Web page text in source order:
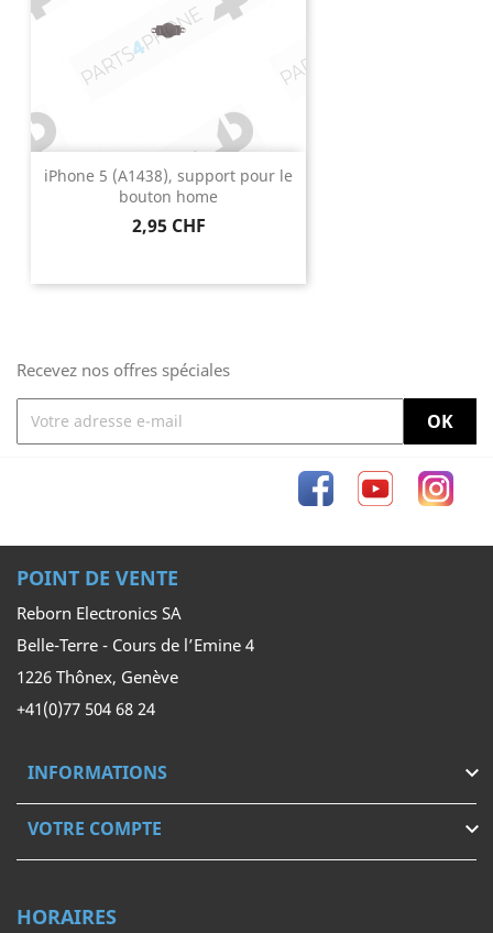
iPhone 5 (A1438), support pour le
bouton home
Prix
2,95 CHF
Recevez nos offres spéciales
FacebookYouTube
POINT DE VENTE
Reborn Electronics SA
Belle-Terre - Cours de l’Emine 4
1226 Thônex, Genève
+41(0)77 504 68 24
INFORMATIONS 
VOTRE COMPTE 
HORAIRES